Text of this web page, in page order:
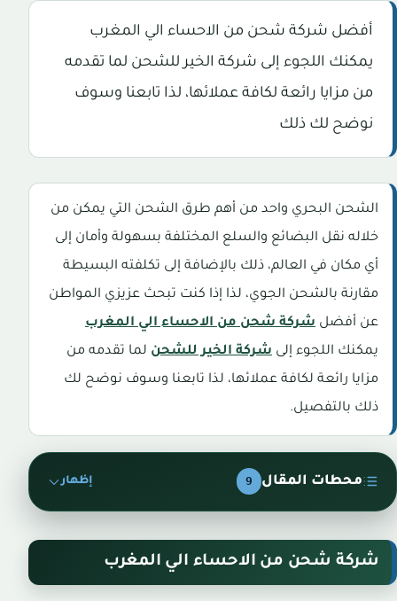
أفضل شركة شحن من الاحساء الي المغرب
يمكنك اللجوء إلى شركة الخير للشحن لما تقدمه
من مزايا رائعة لكافة عملائها، لذا تابعنا وسوف
نوضح لك ذلك
الشحن البحري واحد من أهم طرق الشحن التي يمكن من
خلاله نقل البضائع والسلع المختلفة بسهولة وأمان إلى
أي مكان في العالم، ذلك بالإضافة إلى تكلفته البسيطة
مقارنة بالشحن الجوي، لذا إذا كنت تبحث عزيزي المواطن
عن أفضل شركة شحن من الاحساء الي المغرب
يمكنك اللجوء إلى شركة الخير للشحن لما تقدمه من
مزايا رائعة لكافة عملائها، لذا تابعنا وسوف نوضح لك
ذلك بالتفصيل.
محطات المقال 9 إظهار
شركة شحن من الاحساء الي المغرب